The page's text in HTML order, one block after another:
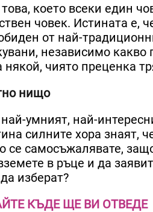
което всеки един
човек. Истината е,
от най-
независимо какво
чиято преценка
нищо
умният, най-
силните хора знаят,
се самосъжалявате,
в ръце и да
изберат?
КЪДЕ ЩЕ ВИ ОТВЕДЕ